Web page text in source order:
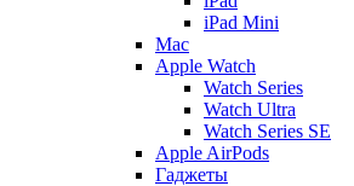
iPad Mini
Mac
Apple Watch
Watch Series
Watch Ultra
Watch Series SE
Apple AirPods
Гаджеты